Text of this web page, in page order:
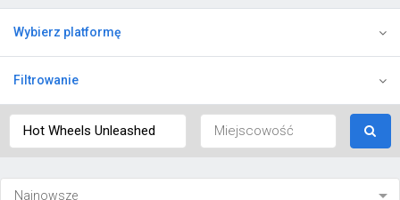
Wybierz platformę
Filtrowanie